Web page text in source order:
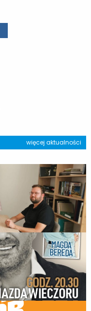
więcej aktualności